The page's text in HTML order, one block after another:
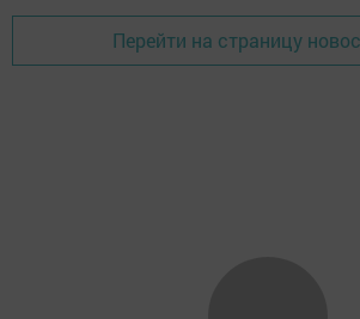
Перейти на страницу